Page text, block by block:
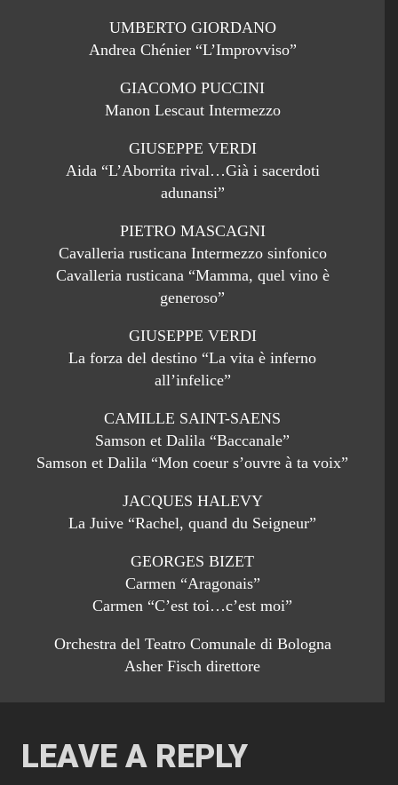
UMBERTO GIORDANO
Andrea Chénier “L’Improvviso”
GIACOMO PUCCINI
Manon Lescaut Intermezzo
GIUSEPPE VERDI
Aida “L’Aborrita rival…Già i sacerdoti
adunansi”
PIETRO MASCAGNI
Cavalleria rusticana Intermezzo sinfonico
Cavalleria rusticana “Mamma, quel vino è
generoso”
GIUSEPPE VERDI
La forza del destino “La vita è inferno
all’infelice”
CAMILLE SAINT-SAENS
Samson et Dalila “Baccanale”
Samson et Dalila “Mon coeur s’ouvre à ta voix”
JACQUES HALEVY
La Juive “Rachel, quand du Seigneur”
GEORGES BIZET
Carmen “Aragonais”
Carmen “C’est toi…c’est moi”
Orchestra del Teatro Comunale di Bologna
Asher Fisch direttore
LEAVE A REPLY